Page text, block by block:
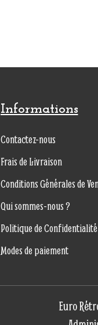
Informations
Contactez-nous
Frais de Livraison
Conditions Générales de
Qui sommes-nous ?
Politique de Confidentialité
Modes de paiement
Euro